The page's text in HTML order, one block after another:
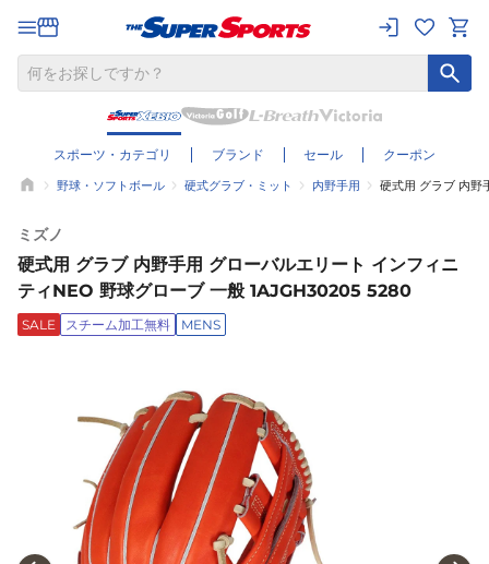
スポーツ・カテゴリ ブランド セール クーポン
野球・ソフトボール 硬式グラブ・ミット 内野手用 硬式用 グラブ 内野
ミズノ
硬式用 グラブ 内野手用 グローバルエリート インフィニ
ティNEO 野球グローブ 一般 1AJGH30205 5280
SALE スチーム加工無料 MENS